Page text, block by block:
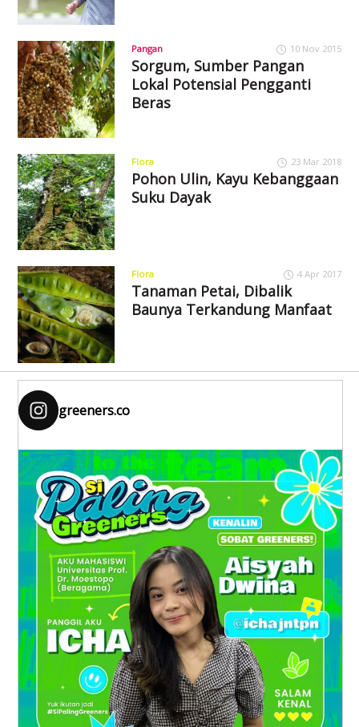
Pangan 10 Nov 2015
Sorgum, Sumber Pangan
Lokal Potensial Pengganti
Beras
Flora 23 Mar 2018
Pohon Ulin, Kayu Kebanggaan
Suku Dayak
Flora 4 Apr 2017
Tanaman Petai, Dibalik
Baunya Terkandung Manfaat
greeners.co